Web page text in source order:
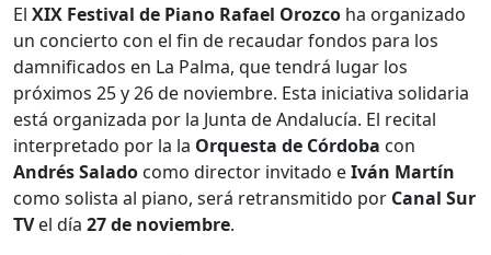
El XIX Festival de Piano Rafael Orozco ha organizado
un concierto con el fin de recaudar fondos para los
damnificados en La Palma, que tendrá lugar los
próximos 25 y 26 de noviembre. Esta iniciativa solidaria
está organizada por la Junta de Andalucía. El recital
interpretado por la la Orquesta de Córdoba con
Andrés Salado como director invitado eIván Martín
como solista al piano, será retransmitido por Canal Sur
TVel día 27 de noviembre.